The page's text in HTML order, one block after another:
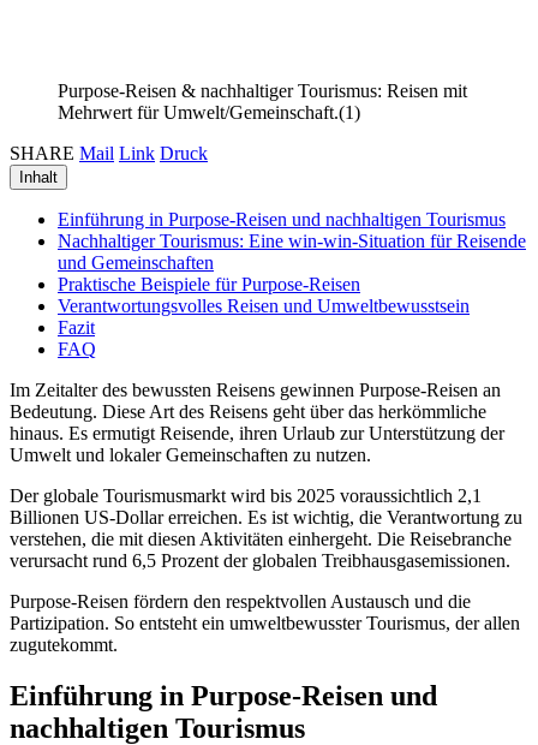
Purpose-Reisen & nachhaltiger Tourismus: Reisen mit
Mehrwert für Umwelt/Gemeinschaft.(1)
SHARE Mail Link Druck
Inhalt
Einführung in Purpose-Reisen und nachhaltigen Tourismus
Nachhaltiger Tourismus: Eine win-win-Situation für Reisende
und Gemeinschaften
Praktische Beispiele für Purpose-Reisen
Verantwortungsvolles Reisen und Umweltbewusstsein
Fazit
FAQ
Im Zeitalter des bewussten Reisens gewinnen Purpose-Reisen an
Bedeutung. Diese Art des Reisens geht über das herkömmliche
hinaus. Es ermutigt Reisende, ihren Urlaub zur Unterstützung der
Umwelt und lokaler Gemeinschaften zu nutzen.
Der globale Tourismusmarkt wird bis 2025 voraussichtlich 2,1
Billionen US-Dollar erreichen. Es ist wichtig, die Verantwortung zu
verstehen, die mit diesen Aktivitäten einhergeht. Die Reisebranche
verursacht rund 6,5 Prozent der globalen Treibhausgasemissionen.
Purpose-Reisen fördern den respektvollen Austausch und die
Partizipation. So entsteht ein umweltbewusster Tourismus, der allen
zugutekommt.
Einführung in Purpose-Reisen und
nachhaltigen Tourismus